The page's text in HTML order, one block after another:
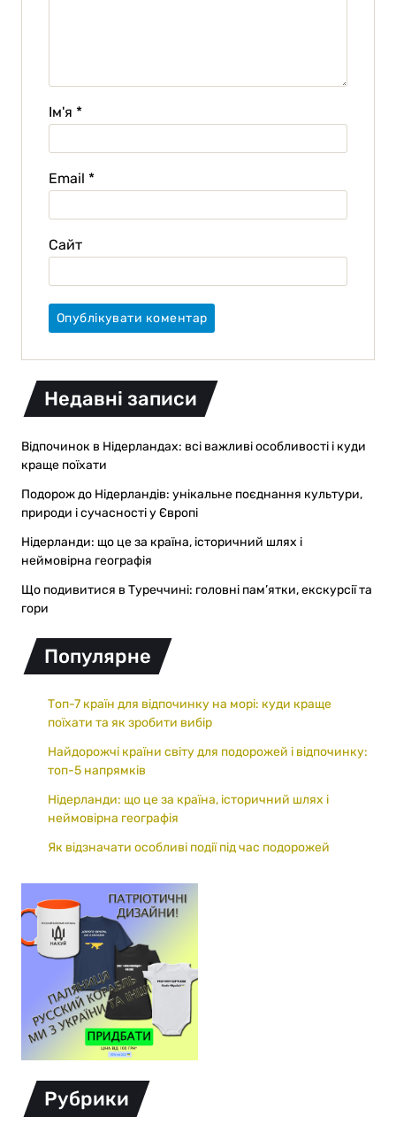
Ім'я *
Email *
Сайт
Недавні записи
Відпочинок в Нідерландах: всі важливі особливості і куди
краще поїхати
Подорож до Нідерландів: унікальне поєднання культури,
природи і сучасності у Європі
Нідерланди: що це за країна, історичний шлях і
неймовірна географія
Що подивитися в Туреччині: головні пам’ятки, екскурсії та
гори
Популярне
Топ-7 країн для відпочинку на морі: куди краще
поїхати та як зробити вибір
Найдорожчі країни світу для подорожей і відпочинку:
топ-5 напрямків
Нідерланди: що це за країна, історичний шлях і
неймовірна географія
Як відзначати особливі події під час подорожей
Рубрики